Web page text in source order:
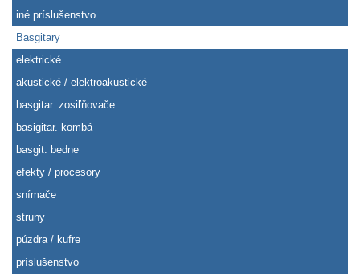
iné príslušenstvo
Basgitary
elektrické
akustické / elektroakustické
basgitar. zosiľňovače
basigitar. kombá
basgit. bedne
efekty / procesory
snímače
struny
púzdra / kufre
príslušenstvo